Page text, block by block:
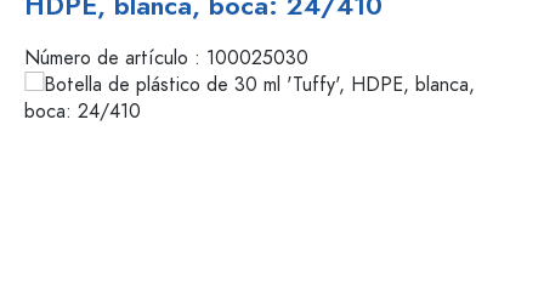
Número de artículo : 100025030